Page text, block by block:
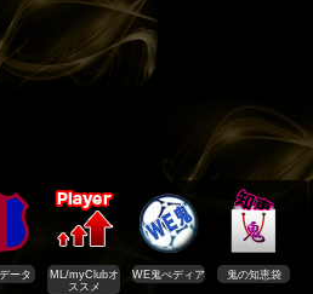
ータ
ML/myClubオ
ススメ
WE鬼ぺディア 鬼の知恵袋